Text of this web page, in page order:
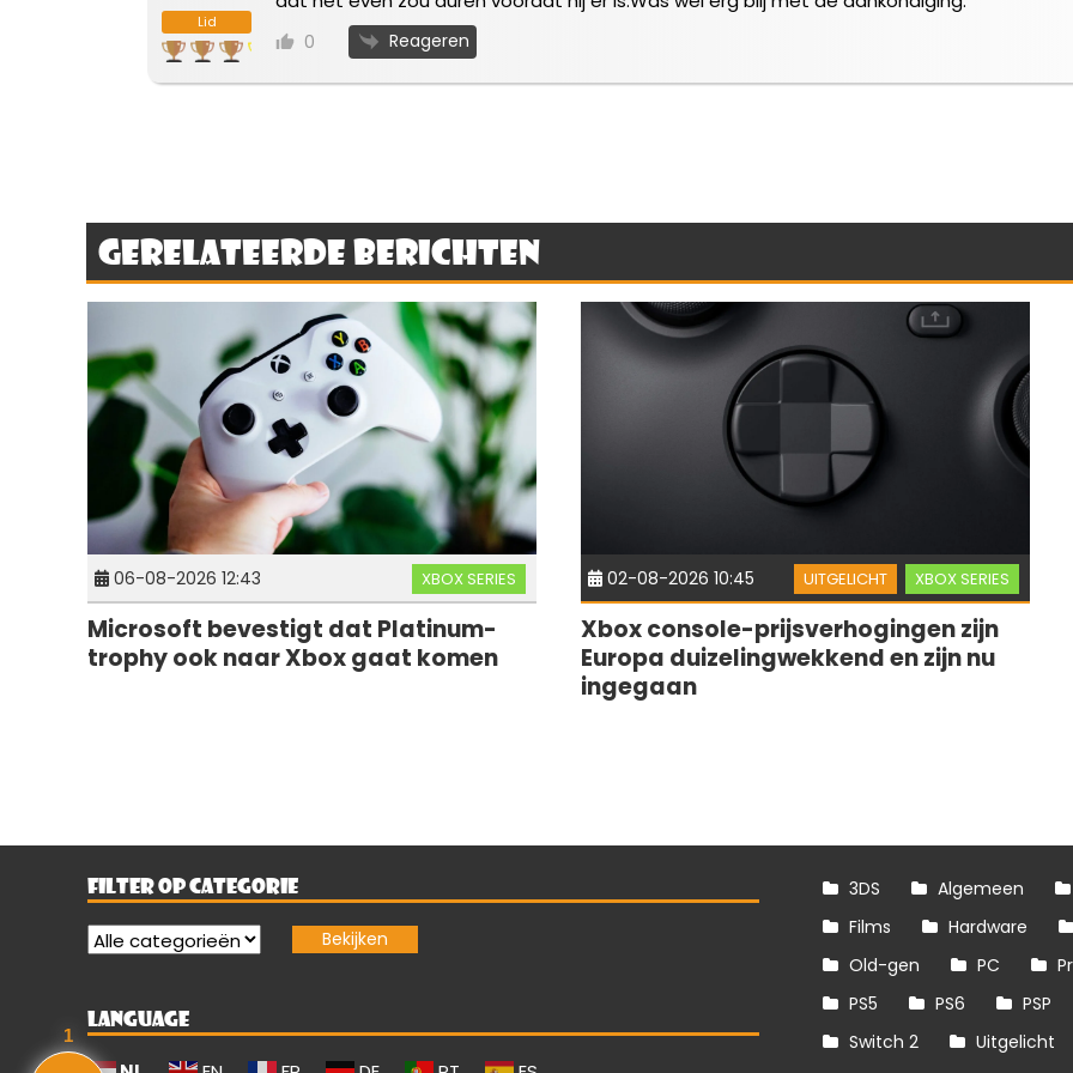
Lid
0 Reageren
Gerelateerde berichten
06-08-2026 12:43 XBOX SERIES
Microsoft bevestigt dat Platinum-
trophy ook naar Xbox gaat komen
02-08-2026 10:45 UITGELICHT XBOX SERIES
Xbox console-prijsverhogingen zijn
Europa duizelingwekkend en zijn nu
ingegaan
FILTER OP CATEGORIE
LANGUAGE
3DS
Algemeen
Films
Hardware
Old-gen
PC
PS5
PS6
PSP
Switch 2
Uitgelicht
1